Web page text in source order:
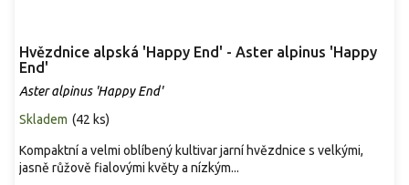
Hvězdnice alpská 'Happy End' - Aster alpinus 'Happy
End'
Aster alpinus 'Happy End'
Skladem (42 ks)
Kompaktní a velmi oblíbený kultivar jarní hvězdnice s velkými,
jasně růžově fialovými květy a nízkým...